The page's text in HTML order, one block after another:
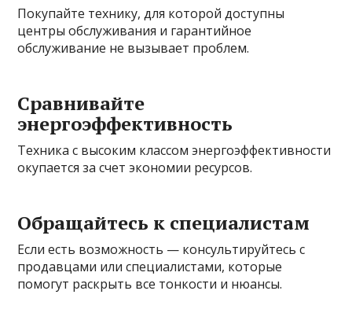
Покупайте технику, для которой доступны
центры обслуживания и гарантийное
обслуживание не вызывает проблем.
Сравнивайте
энергоэффективность
Техника с высоким классом энергоэффективности
окупается за счет экономии ресурсов.
Обращайтесь к специалистам
Если есть возможность — консультируйтесь с
продавцами или специалистами, которые
помогут раскрыть все тонкости и нюансы.